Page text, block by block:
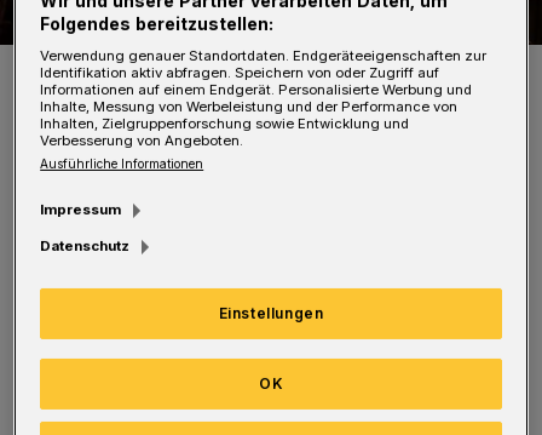
Foto des Festes im Februar 2019.
Foto: Wirtschaftsförderung
Entsprechend wird das „Jahr der Maus“ mit
einem vielfältigen und stimmungsvollen
Bühnenprogramm begrüßt. Ursula Schulz hält
die Eröffnungsrede. Danach folgen rund zwei
Stunden Musik, Gesang, Tanz und Akrobatik.
Folgendes bereitzustellen:
Verwendung genauer Standortdaten. Endgeräteeigenschaften zur
Identifikation aktiv abfragen. Speichern von oder Zugriff auf
Informationen auf einem Endgerät. Personalisierte Werbung und
Inhalte, Messung von Werbeleistung und der Performance von
Inhalten, Zielgruppenforschung sowie Entwicklung und
Verbesserung von Angeboten.
Ausführliche Informationen
Impressum
Datenschutz
Einstellungen
OK